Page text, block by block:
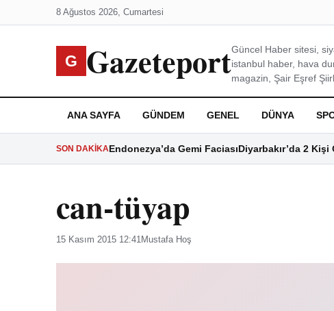
8 Ağustos 2026, Cumartesi
G GazeteportGüncel Haber sitesi,
istanbul haber, hava
magazin, Şair Eşref
ANA SAYFA GÜNDEM GENEL DÜNYA
SON DAKIKAEndonezya’da Gemi FaciasıDiyarbakır’da 2 Kişi
can-tüyap
15 Kasım 2015 12:41Mustafa Hoş